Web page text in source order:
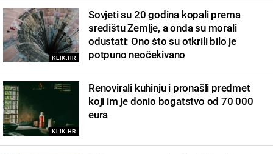
KLIK.HR
Sovjeti su 20 godina kopali prema
središtu Zemlje, a onda su morali
odustati: Ono što su otkrili bilo je
potpuno neočekivano
KLIK.HR
Renovirali kuhinju i pronašli predmet
koji im je donio bogatstvo od 70 000
eura